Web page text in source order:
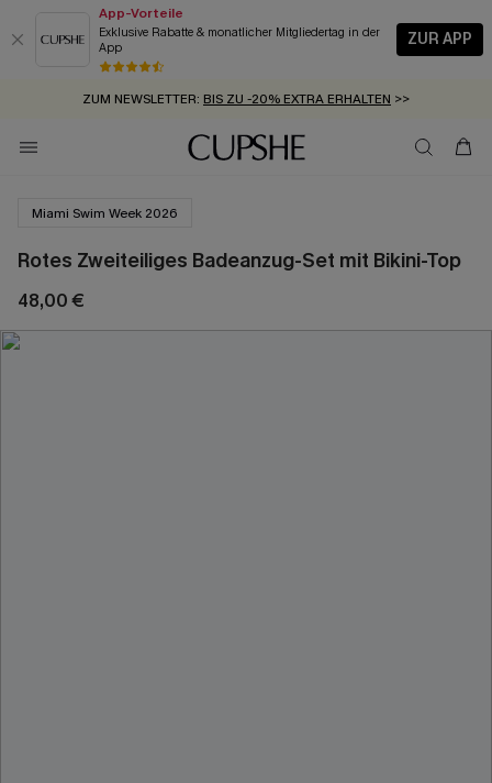
App-Vorteile
Exklusive Rabatte & monatlicher Mitgliedertag in der
App
ZUR APP
GRATIS MASSBAND MIT JEDEM SCHNELLVERSAND-ARTIKEL >>
SUMMER SALE:
ZUM NEWSLETTER: BIS ZU -20% EXTRA ERHALTEN >>
KOSTENLOSER VERSAND AB 89 €
Miami Swim Week 2026
Rotes Zweiteiliges Badeanzug-Set mit Bikini-Top
48,00 €